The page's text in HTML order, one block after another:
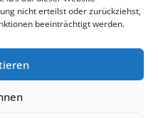
nicht erteilst oder zurückziehst,
beeinträchtigt werden.
18.00 Uhr